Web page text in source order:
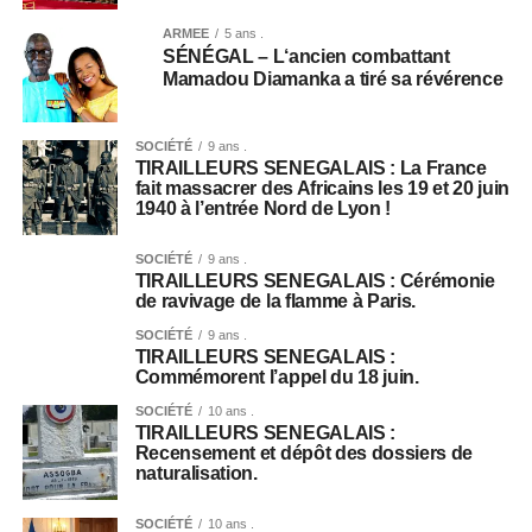
ARMÉE 5 ans .
SÉNÉGAL – L‘ancien combattant
Mamadou Diamanka a tiré sa révérence
SOCIÉTÉ 9 ans .
TIRAILLEURS SENEGALAIS : La France
fait massacrer des Africains les 19 et 20 juin
1940 à l’entrée Nord de Lyon !
SOCIÉTÉ 9 ans .
TIRAILLEURS SENEGALAIS : Cérémonie
de ravivage de la flamme à Paris.
SOCIÉTÉ 9 ans .
TIRAILLEURS SENEGALAIS :
Commémorent l’appel du 18 juin.
SOCIÉTÉ 10 ans .
TIRAILLEURS SENEGALAIS :
Recensement et dépôt des dossiers de
naturalisation.
SOCIÉTÉ 10 ans .